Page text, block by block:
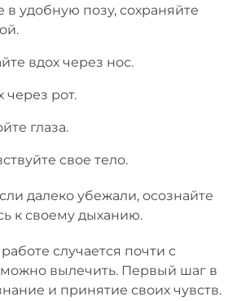
в удобную позу, сохраняйте
вдох через нос.
через рот.
глаза.
свое тело.
далеко убежали, осознайте
к своему дыханию.
случается почти с
вылечить. Первый шаг в
и принятие своих чувств.